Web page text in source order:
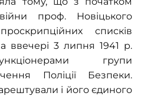
війни проф. Новіцького
списків
а ввечері 3 липня 1941 р.
групи
Поліції Безпеки.
і його єдиного